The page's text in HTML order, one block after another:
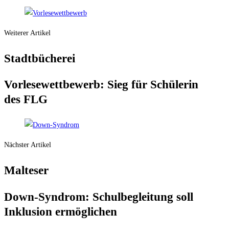
Weiterer Artikel
Stadt­bü­che­rei
Vor­le­se­wett­be­werb: Sieg für Schü­le­rin
des FLG
Nächster Artikel
Mal­te­ser
Down-Syn­drom: Schul­be­glei­tung soll
Inklu­si­on ermöglichen